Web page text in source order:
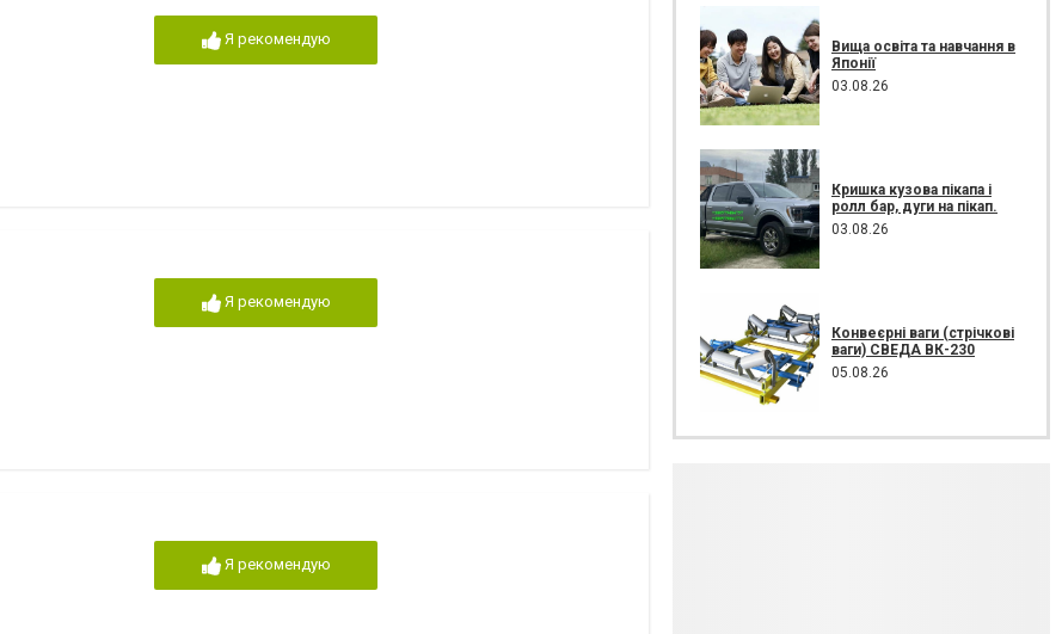
Я рекомендую
Я рекомендую
Я рекомендую
Вища освіта та навчання в
Японії
03.08.26
Кришка кузова пікапа і
ролл бар, дуги на пікап.
03.08.26
Конвеєрні ваги (стрічкові
ваги) СВЕДА ВК-230
05.08.26